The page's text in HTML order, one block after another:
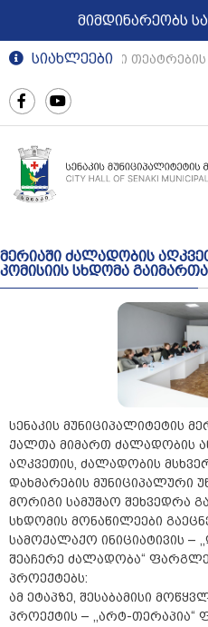
მიმდინარეობს
სიახლეები
რეგიონული
მერიაში ძალადობის
კომისიის სხდომა გაიმართა
სენაკის მუნიციპალიტეტის
ქალთა მიმართ ძალადობის
აღკვეთის, ძალადობის
დახმარების მუნიციპალური
მორიგი სამუშაო შეხვედრა
სხდომის მონაწილეები
სამოქალაქო ინიციატივის –
შეაჩერე ძალადობა“
პროექტებს:
ამ ეტაპზე, შესაბამისი
პროექტის – ,,არტ-თერაპია“